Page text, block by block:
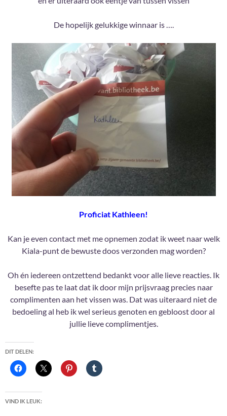
De hopelijk gelukkige winnaar is ….
Proficiat Kathleen!
Kan je even contact met me opnemen zodat ik weet naar welk
Kiala-punt de bewuste doos verzonden mag worden?
Oh én iedereen ontzettend bedankt voor alle lieve reacties. Ik
besefte pas te laat dat ik door mijn prijsvraag precies naar
complimenten aan het vissen was. Dat was uiteraard niet de
bedoeling al heb ik wel serieus genoten en gebloost door al
jullie lieve complimentjes.
DIT DELEN:
VIND IK LEUK: